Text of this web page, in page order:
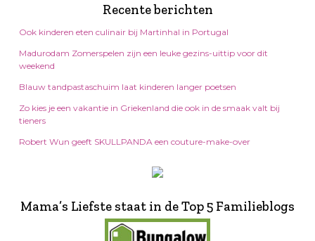
Recente berichten
Ook kinderen eten culinair bij Martinhal in Portugal
Madurodam Zomerspelen zijn een leuke gezins-uittip voor dit
weekend
Blauw tandpastaschuim laat kinderen langer poetsen
Zo kies je een vakantie in Griekenland die ook in de smaak valt bij
tieners
Robert Wun geeft SKULLPANDA een couture-make-over
Mama’s Liefste staat in de Top 5 Familieblogs